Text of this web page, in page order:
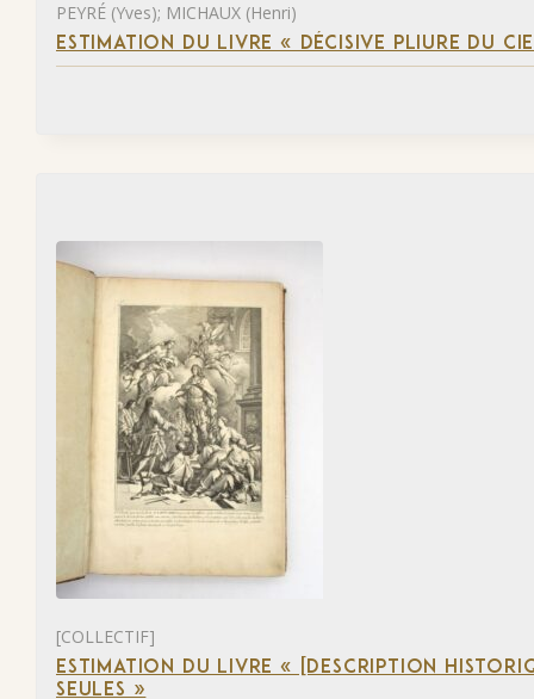
PEYRÉ (Yves); MICHAUX (Henri)
ESTIMATION DU LIVRE « DÉCISIVE PLIURE DU
[COLLECTIF]
ESTIMATION DU LIVRE « [DESCRIPTION
SEULES »